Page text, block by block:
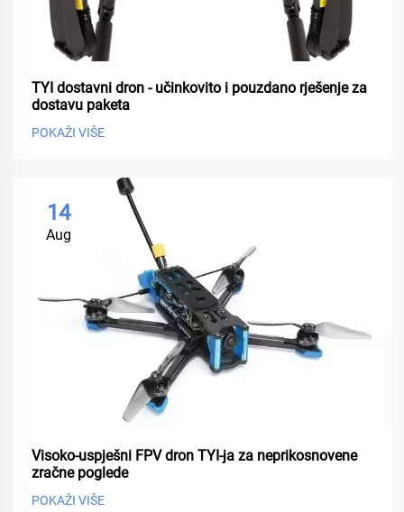
TYI dostavni dron - učinkovito i pouzdano rješenje za
dostavu paketa
POKAŽI VIŠE
14
Aug
Visoko-uspješni FPV dron TYI-ja za neprikosnovene
zračne poglede
POKAŽI VIŠE